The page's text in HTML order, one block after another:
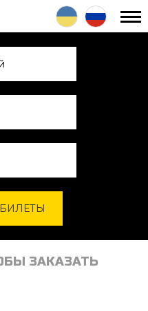
ЗАКАЗАТЬ